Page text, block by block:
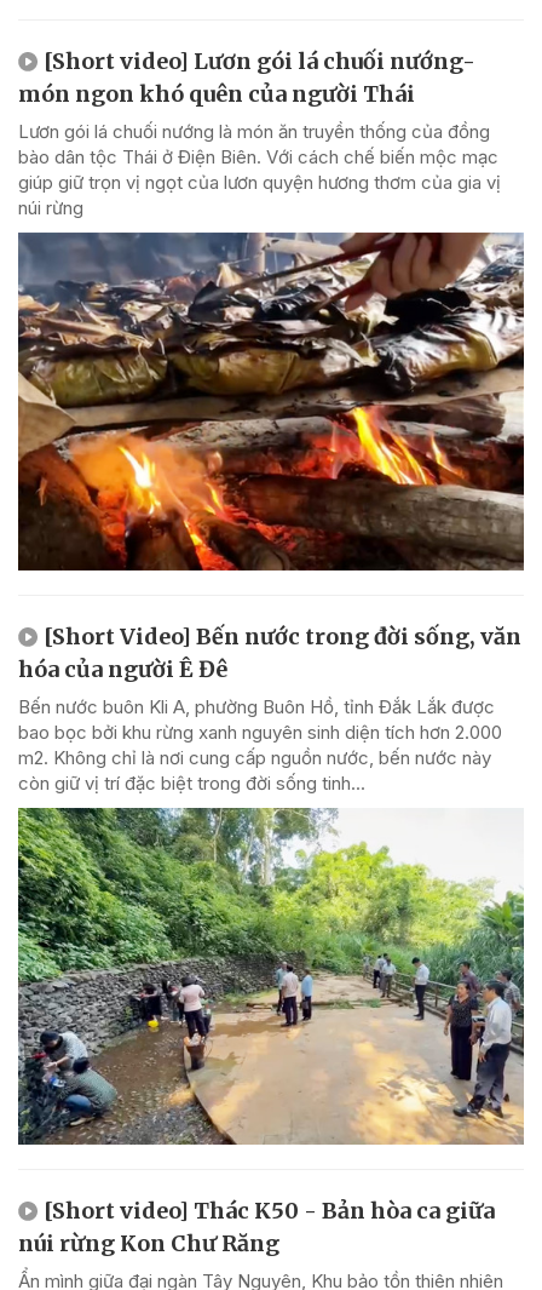
[Short video] Lươn gói lá chuối nướng-
món ngon khó quên của người Thái
Lươn gói lá chuối nướng là món ăn truyền thống của đồng
bào dân tộc Thái ở Điện Biên. Với cách chế biến mộc mạc
giúp giữ trọn vị ngọt của lươn quyện hương thơm của gia vị
núi rừng
[Short Video] Bến nước trong đời sống, văn
hóa của người Ê Đê
Bến nước buôn Kli A, phường Buôn Hồ, tỉnh Đắk Lắk được
bao bọc bởi khu rừng xanh nguyên sinh diện tích hơn 2.000
m2. Không chỉ là nơi cung cấp nguồn nước, bến nước này
còn giữ vị trí đặc biệt trong đời sống tinh...
[Short video] Thác K50 - Bản hòa ca giữa
núi rừng Kon Chư Răng
Ẩn mình giữa đại ngàn Tây Nguyên, Khu bảo tồn thiên nhiên